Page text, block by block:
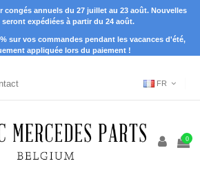
congés annuels du 27 juillet au 23 août. Nouvelles
expédiées à partir du 24 août.
sur vos commandes pendant les vacances d'été,
appliquée lors du paiement !
FR
0